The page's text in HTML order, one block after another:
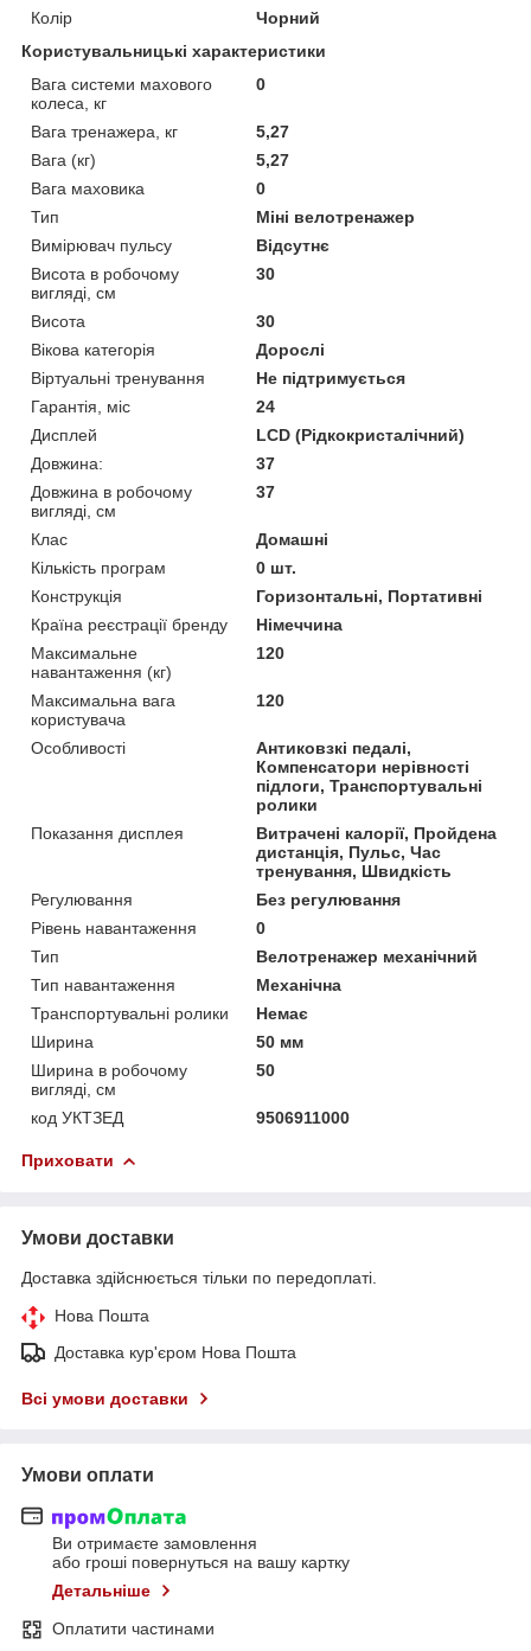
Колір
Чорний
Користувальницькі характеристики
Вага системи махового
колеса, кг
0
Вага тренажера, кг
5,27
Вага (кг)
5,27
Вага маховика
0
Тип
Міні велотренажер
Вимірювач пульсу
Відсутнє
Висота в робочому
вигляді, см
30
Висота
30
Вікова категорія
Дорослі
Віртуальні тренування
Не підтримується
Гарантія, міс
24
Дисплей
LCD (Рідкокристалічний)
Довжина:
37
Довжина в робочому
вигляді, см
37
Клас
Домашні
Кількість програм
0 шт.
Конструкція
Горизонтальні, Портативні
Країна реєстрації бренду
Німеччина
Максимальне
навантаження (кг)
120
Максимальна вага
користувача
120
Особливості
Антиковзкі педалі,
Компенсатори нерівності
підлоги, Транспортувальні
ролики
Показання дисплея
Витрачені калорії, Пройдена
дистанція, Пульс, Час
тренування, Швидкість
Регулювання
Без регулювання
Рівень навантаження
0
Тип
Велотренажер механічний
Тип навантаження
Механічна
Транспортувальні ролики
Немає
Ширина
50 мм
Ширина в робочому
вигляді, см
50
код УКТЗЕД 9506911000
Приховати
Умови доставки
Доставка здійснюється тільки по передоплаті.
Нова Пошта
Доставка кур'єром Нова Пошта
Всі умови доставки
Умови оплати
Ви отримаєте замовлення
або гроші повернуться на вашу картку
Детальніше
Оплатити частинами